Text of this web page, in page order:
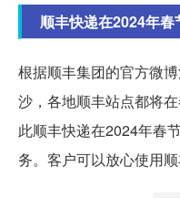
顺丰快递在2024年春
根据顺丰集团的官方微
沙，各地顺丰站点都将
此顺丰快递在2024年春
务。客户可以放心使用